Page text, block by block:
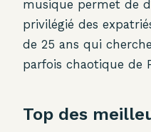
musique permet de
privilégié des
de 25 ans qui
parfois chaotique de
Top des